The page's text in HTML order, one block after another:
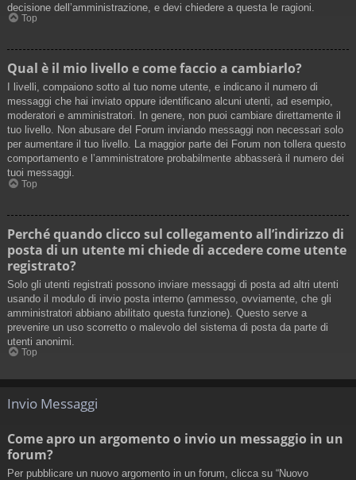
decisione dell’amministrazione, e devi chiedere a questa le ragioni.
Top
Qual è il mio livello e come faccio a cambiarlo?
I livelli, compaiono sotto al tuo nome utente, e indicano il numero di
messaggi che hai inviato oppure identificano alcuni utenti, ad esempio,
moderatori e amministratori. In genere, non puoi cambiare direttamente il
tuo livello. Non abusare del Forum inviando messaggi non necessari solo
per aumentare il tuo livello. La maggior parte dei Forum non tollera questo
comportamento e l’amministratore probabilmente abbasserà il numero dei
tuoi messaggi.
Top
Perché quando clicco sul collegamento all’indirizzo di
posta di un utente mi chiede di accedere come utente
registrato?
Solo gli utenti registrati possono inviare messaggi di posta ad altri utenti
usando il modulo di invio posta interno (ammesso, ovviamente, che gli
amministratori abbiano abilitato questa funzione). Questo serve a
prevenire un uso scorretto o malevolo del sistema di posta da parte di
utenti anonimi.
Top
Invio Messaggi
Come apro un argomento o invio un messaggio in un
forum?
Per pubblicare un nuovo argomento in un forum, clicca su “Nuovo